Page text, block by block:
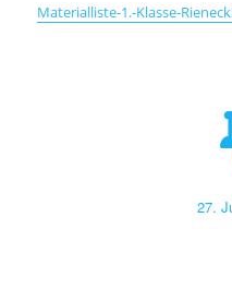
Materialliste-1.-Klasse-
27.